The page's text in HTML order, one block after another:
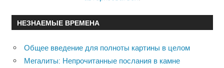
НЕЗНАЕМЫЕ ВРЕМЕНА
Общее введение для полноты картины в целом
Мегалиты: Непрочитанные послания в камне